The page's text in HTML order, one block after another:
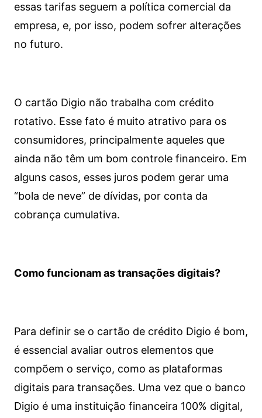
essas tarifas seguem a política comercial da
empresa, e, por isso, podem sofrer alterações
no futuro.
O cartão Digio não trabalha com crédito
rotativo. Esse fato é muito atrativo para os
consumidores, principalmente aqueles que
ainda não têm um bom controle financeiro. Em
alguns casos, esses juros podem gerar uma
“bola de neve” de dívidas, por conta da
cobrança cumulativa.
Como funcionam as transações digitais?
Para definir se o cartão de crédito Digio é bom,
é essencial avaliar outros elementos que
compõem o serviço, como as plataformas
digitais para transações. Uma vez que o banco
Digio é uma instituição financeira 100% digital,